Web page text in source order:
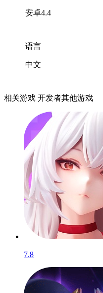
安卓4.4
语言
中文
相关游戏 开发者其他游戏
7.8